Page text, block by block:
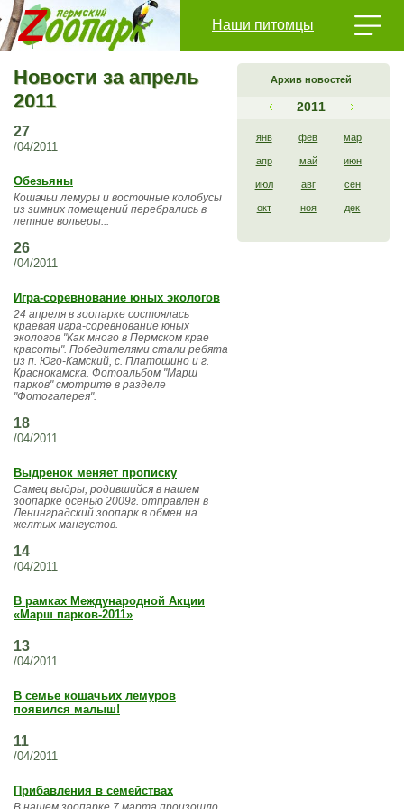
Наши питомцы
Архив новостей
2011
янв фев мар
апр май июн
июл авг сен
окт ноя дек
Новости за апрель
2011
27
/04/2011
Обезьяны
Кошачьи лемуры и восточные колобусы
из зимних помещений перебрались в
летние вольеры...
26
/04/2011
Игра-соревнование юных экологов
24 апреля в зоопарке состоялась
краевая игра-соревнование юных
экологов "Как много в Пермском крае
красоты". Победителями стали ребята
из п. Юго-Камский, с. Платошино и г.
Краснокамска. Фотоальбом "Марш
парков" смотрите в разделе
"Фотогалерея".
18
/04/2011
Выдренок меняет прописку
Самец выдры, родившийся в нашем
зоопарке осенью 2009г. отправлен в
Ленинградский зоопарк в обмен на
желтых мангустов.
14
/04/2011
В рамках Международной Акции
«Марш парков-2011»
13
/04/2011
В семье кошачьих лемуров
появился малыш!
11
/04/2011
Прибавления в семействах